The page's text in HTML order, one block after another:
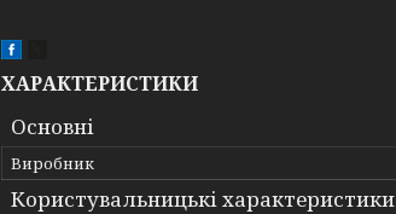
ХАРАКТЕРИСТИКИ
Основні
Виробник
Користувальницькі характеристики